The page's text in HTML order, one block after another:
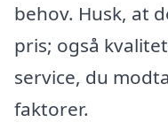
behov. Husk, at
pris; også
service, du
faktorer.